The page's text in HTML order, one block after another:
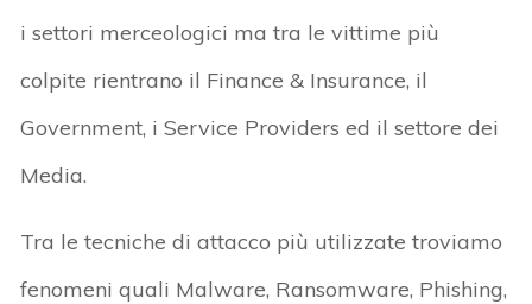
i settori merceologici ma tra le vittime più
colpite rientrano il Finance & Insurance, il
Government, i Service Providers ed il settore dei
Media.
Tra le tecniche di attacco più utilizzate troviamo
fenomeni quali Malware, Ransomware, Phishing,